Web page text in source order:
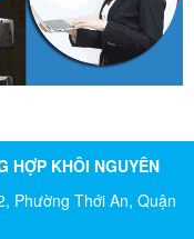
ở Chưng cư Thái An
Khôi Nguyên đã lâu
nhà này. Tôi xin
và nâng cao chất
Mai Hương
Vĩnh Lộc A - Bình Chánh
HỢP KHÔI NGUYÊN
Phường Thới An, Quận